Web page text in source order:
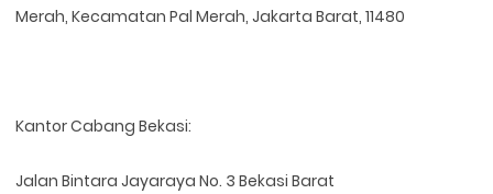
Merah, Kecamatan Pal Merah, Jakarta Barat, 11480
Kantor Cabang Bekasi:
Jalan Bintara Jayaraya No. 3 Bekasi Barat